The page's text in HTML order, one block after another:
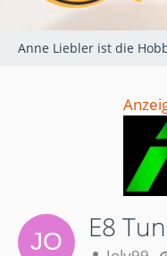
Anne Liebler ist die
E8